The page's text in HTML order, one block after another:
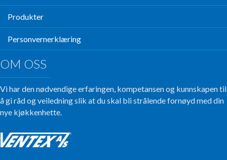
Produkter
Personvernerklæring
OM OSS
Vi har den nødvendige erfaringen, kompetansen og kunnskapen til
å gi råd og veiledning slik at du skal bli strålende fornøyd med din
nye kjøkkenhette.